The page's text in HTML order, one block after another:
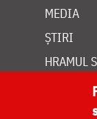
MEDIA
ȘTIRI
HRAMUL